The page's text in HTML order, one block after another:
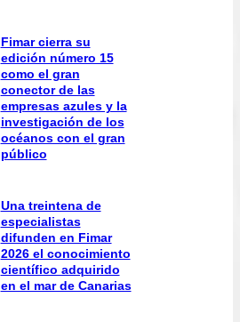
Fimar cierra su
edición número 15
como el gran
conector de las
empresas azules y la
investigación de los
océanos con el gran
público
Una treintena de
especialistas
difunden en Fimar
2026 el conocimiento
científico adquirido
en el mar de Canarias